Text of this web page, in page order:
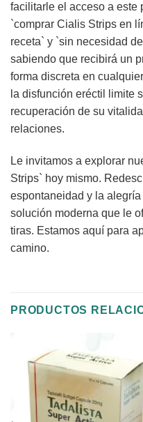
facilitarle el acceso a este
`comprar Cialis Strips en
receta` y `sin necesidad
sabiendo que recibirá un
forma discreta en
la disfunción eréctil limite
recuperación de su
relaciones.
Le invitamos a explorar
Strips` hoy mismo.
espontaneidad y la
solución moderna que le
tiras. Estamos aquí para
camino.
PRODUCTOS